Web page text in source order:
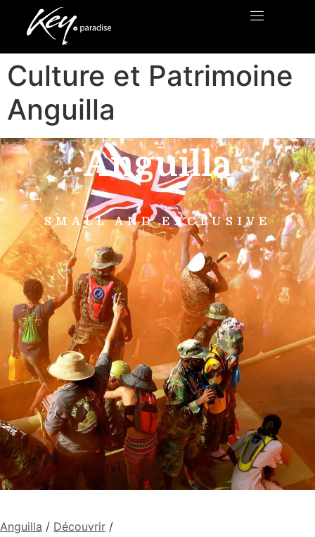
Culture et Patrimoine
Anguilla
Anguilla
SMALL AND EXCLUSIVE
Anguilla / Découvrir /